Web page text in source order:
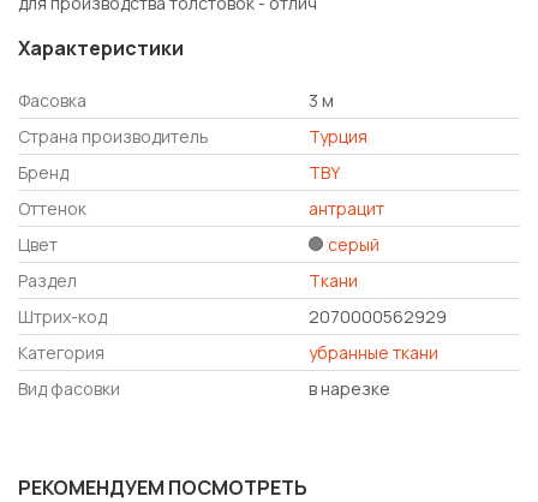
Характеристики
Фасовка
3 м
Страна производитель
Турция
Бренд
TBY
Оттенок
антрацит
Цвет
серый
Раздел
Ткани
Штрих-код
2070000562929
Категория
убранные ткани
Вид фасовки
в нарезке
РЕКОМЕНДУЕМ ПОСМОТРЕТЬ